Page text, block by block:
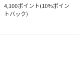
4,100ポイント(10%ポイン
トバック)